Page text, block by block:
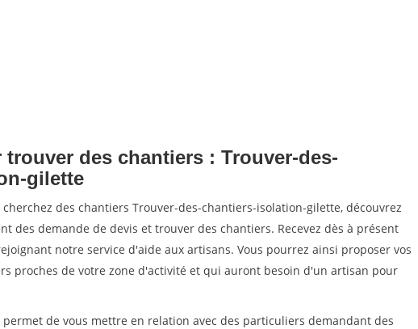
des chantiers : Trouver-des-
gilette
des chantiers Trouver-des-chantiers-isolation-gilette, découvrez
des demande de devis et trouver des chantiers. Recevez dès à présent
notre service d'aide aux artisans. Vous pourrez ainsi proposer vos
proches de votre zone d'activité et qui auront besoin d'un artisan pour
de vous mettre en relation avec des particuliers demandant des